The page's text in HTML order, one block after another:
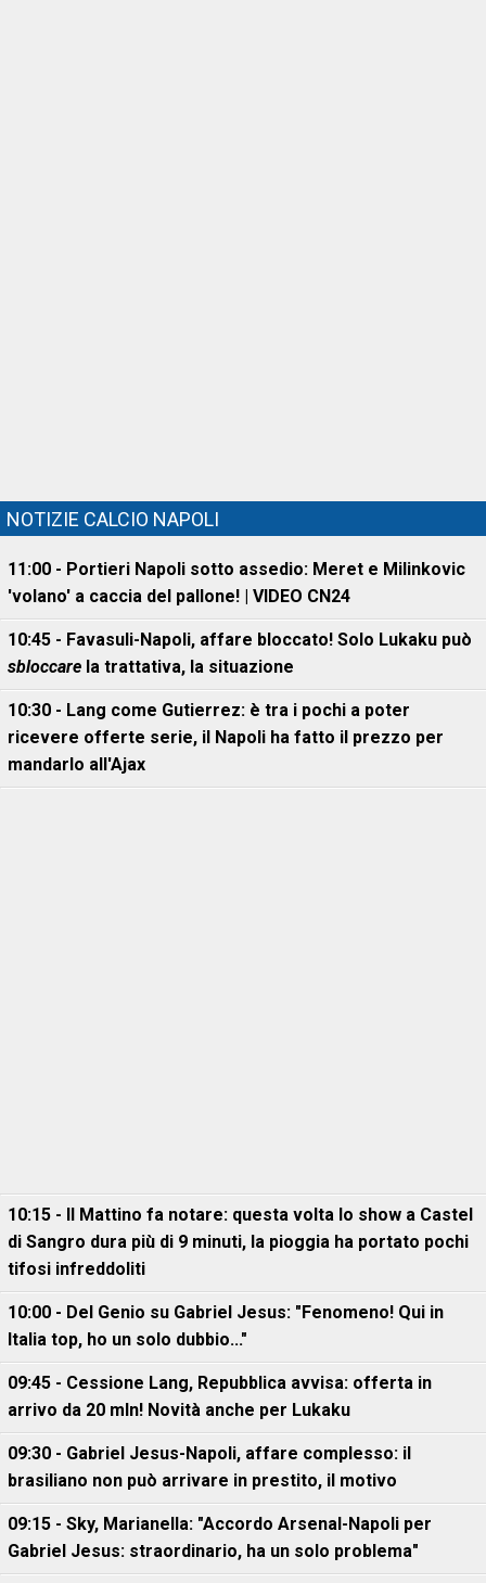
NOTIZIE CALCIO NAPOLI
11:00 - Portieri Napoli sotto assedio: Meret e Milinkovic
'volano' a caccia del pallone! | VIDEO CN24
10:45 - Favasuli-Napoli, affare bloccato! Solo Lukaku può
sbloccare la trattativa, la situazione
10:30 - Lang come Gutierrez: è tra i pochi a poter
ricevere offerte serie, il Napoli ha fatto il prezzo per
mandarlo all'Ajax
10:15 - Il Mattino fa notare: questa volta lo show a Castel
di Sangro dura più di 9 minuti, la pioggia ha portato pochi
tifosi infreddoliti
10:00 - Del Genio su Gabriel Jesus: "Fenomeno! Qui in
Italia top, ho un solo dubbio..."
09:45 - Cessione Lang, Repubblica avvisa: offerta in
arrivo da 20 mln! Novità anche per Lukaku
09:30 - Gabriel Jesus-Napoli, affare complesso: il
brasiliano non può arrivare in prestito, il motivo
09:15 - Sky, Marianella: "Accordo Arsenal-Napoli per
Gabriel Jesus: straordinario, ha un solo problema"